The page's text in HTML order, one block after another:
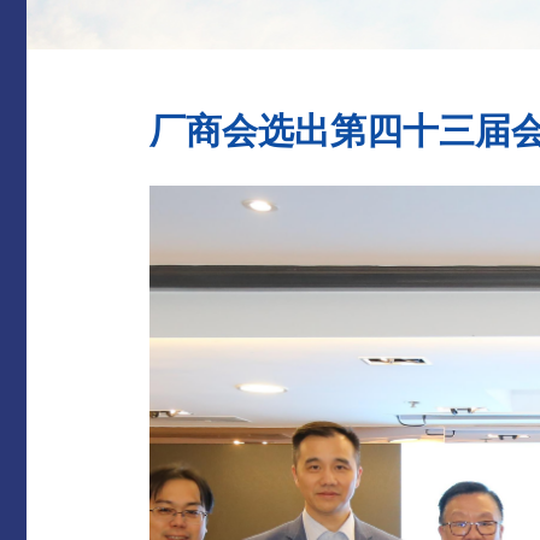
厂商会选出第四十三届